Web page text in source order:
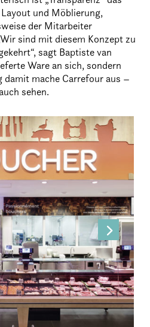
und Möblierung,
der Mitarbeiter
sind mit diesem Konzept zu
sagt Baptiste van
Ware an sich, sondern
damit mache Carrefour aus –
sehen.